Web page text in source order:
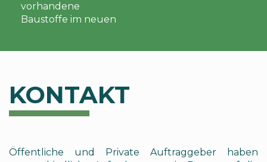
vorhandene
Baustoffe im neuen
KONTAKT
Öffentliche und Private Auftraggeber haben